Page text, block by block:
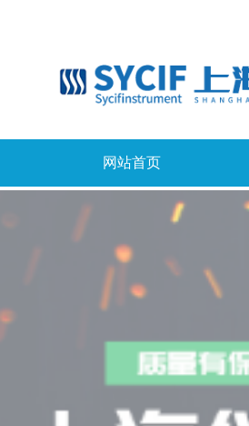
网站首页